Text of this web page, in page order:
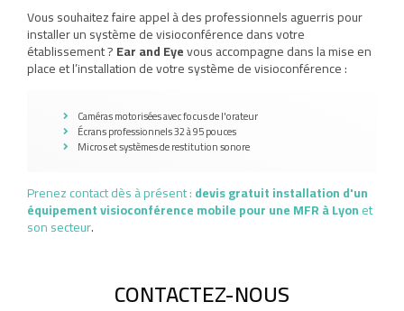
Vous souhaitez faire appel à des professionnels aguerris pour
installer un système de visioconférence dans votre
établissement ?Ear and Eyevous accompagne dans la mise en
place et l’installation de votre système de visioconférence :
Caméras motorisées avec focus de l'orateur
Écrans professionnels 32 à 95 pouces
Micros et systèmes de restitution sonore
Prenez contact dès à présent :devis gratuitinstallation d'un
équipement visioconférence mobile pourune MFR à Lyonet
son secteur.
CONTACTEZ-NOUS